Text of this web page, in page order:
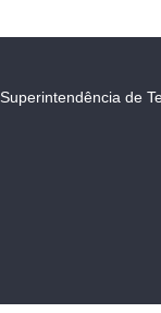
Superintendência de